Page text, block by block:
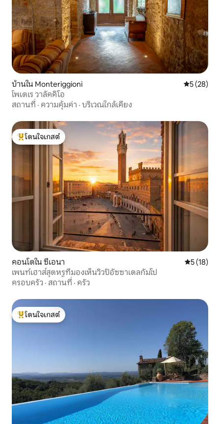
บ้านใน Monteriggioni คะแนนเฉลี่
5 (28)
โพเดเร วาลัคคิโอ
สถานที่ · ความคุ้มค่า · บริเวณใกล้เคียง
โดนใจเกสต์ที่สุด
โดนใจเกสต์
คอนโดใน ซีเอนา คะแนนเฉลี่
5 (18)
เพนท์เฮาส์สุดหรูที่มองเห็นวิวปิอัซซาเดลกัมโป
ครอบครัว · สถานที่ · ครัว
โดนใจเกสต์ที่สุด
โดนใจเกสต์